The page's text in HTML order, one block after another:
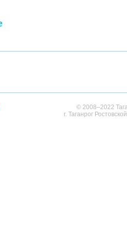
© 2008–2022
г. Таганрог